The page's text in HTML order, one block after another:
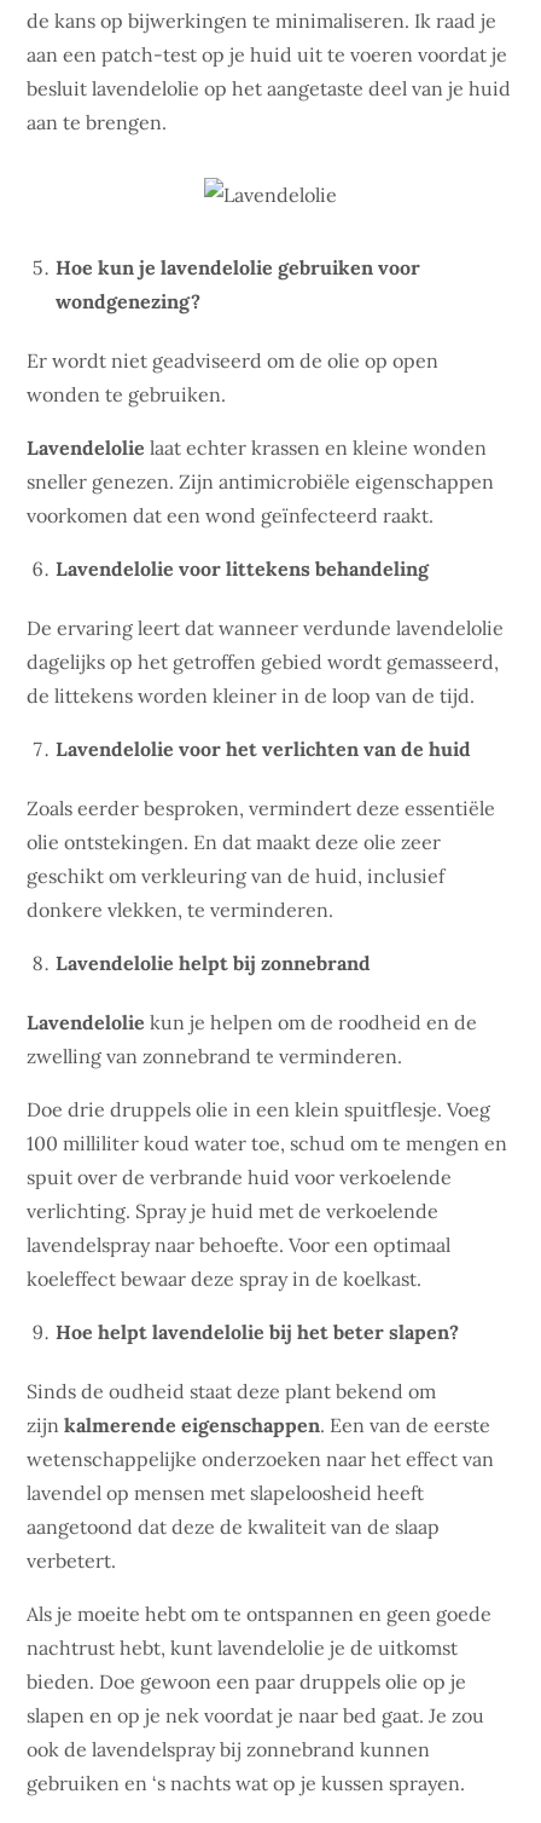
de kans op bijwerkingen te minimaliseren. Ik raad je
aan een patch-test op je huid uit te voeren voordat je
besluit lavendelolie op het aangetaste deel van je huid
aan te brengen.
Hoe kun je lavendelolie gebruiken voor
wondgenezing?
Er wordt niet geadviseerd om de olie op open
wonden te gebruiken.
Lavendelolie laat echter krassen en kleine wonden
sneller genezen. Zijn antimicrobiële eigenschappen
voorkomen dat een wond geïnfecteerd raakt.
Lavendelolie voor littekens behandeling
De ervaring leert dat wanneer verdunde lavendelolie
dagelijks op het getroffen gebied wordt gemasseerd,
de littekens worden kleiner in de loop van de tijd.
Lavendelolie voor het verlichten van de huid
Zoals eerder besproken, vermindert deze essentiële
olie ontstekingen. En dat maakt deze olie zeer
geschikt om verkleuring van de huid, inclusief
donkere vlekken, te verminderen.
Lavendelolie helpt bij zonnebrand
Lavendelolie kun je helpen om de roodheid en de
zwelling van zonnebrand te verminderen.
Doe drie druppels olie in een klein spuitflesje. Voeg
100 milliliter koud water toe, schud om te mengen en
spuit over de verbrande huid voor verkoelende
verlichting. Spray je huid met de verkoelende
lavendelspray naar behoefte. Voor een optimaal
koeleffect bewaar deze spray in de koelkast.
Hoe helpt lavendelolie bij het beter slapen?
Sinds de oudheid staat deze plant bekend om
zijnkalmerende eigenschappen. Een van de eerste
wetenschappelijke onderzoeken naar het effect van
lavendel op mensen met slapeloosheid heeft
aangetoond dat deze de kwaliteit van de slaap
verbetert.
Als je moeite hebt om te ontspannen en geen goede
nachtrust hebt, kunt lavendelolie je de uitkomst
bieden. Doe gewoon een paar druppels olie op je
slapen en op je nek voordat je naar bed gaat. Je zou
ook de lavendelspray bij zonnebrand kunnen
gebruiken en ‘s nachts wat op je kussen sprayen.